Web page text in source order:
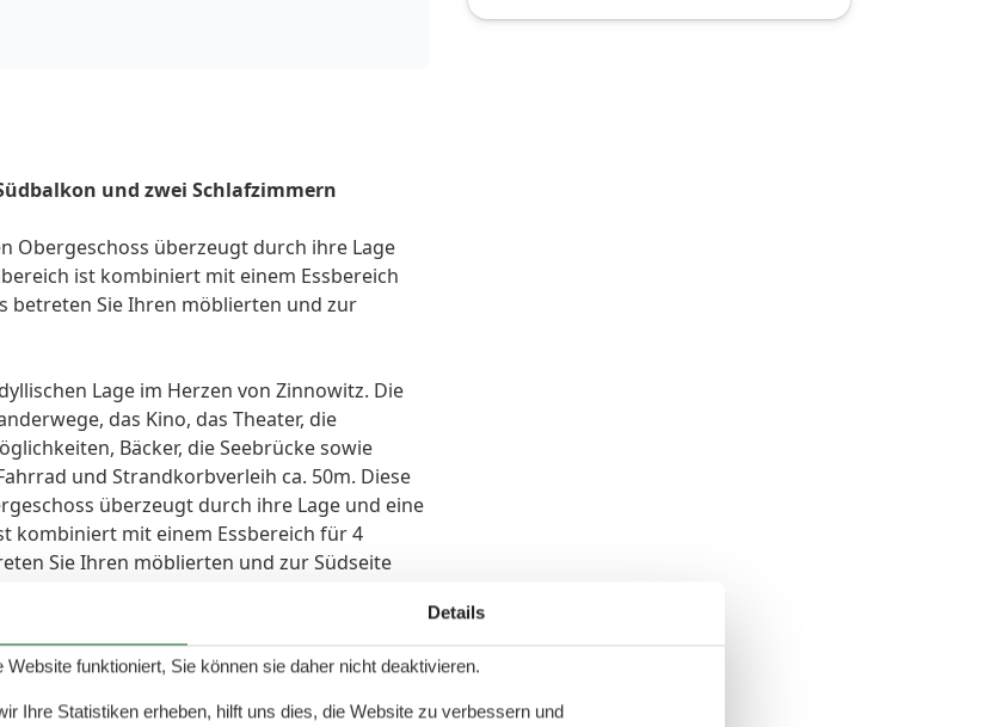
und zwei Schlafzimmern
Obergeschoss überzeugt durch ihre Lage
ist kombiniert mit einem Essbereich
betreten Sie Ihren möblierten und zur
Lage im Herzen von Zinnowitz. Die
das Kino, das Theater, die
Bäcker, die Seebrücke sowie
und Strandkorbverleih ca. 50m. Diese
überzeugt durch ihre Lage und eine
kombiniert mit einem Essbereich für 4
Sie Ihren möblierten und zur Südseite
hier den Sonnenuntergang bei einem guten
Die Küchenzeile ist mit einem
und Kaffeemaschine ausgestattet.
(Liegefläche 1,80m x 2,00m), einem
Im zweiten Schlafzimmer (Liegefläche
Details
funktioniert, Sie können sie daher nicht deaktivieren.
Ihre Statistiken erheben, hilft uns dies, die Website zu verbessern und